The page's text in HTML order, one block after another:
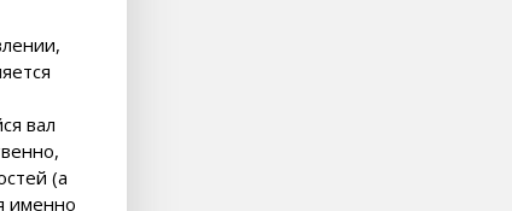
вал
(а
именно